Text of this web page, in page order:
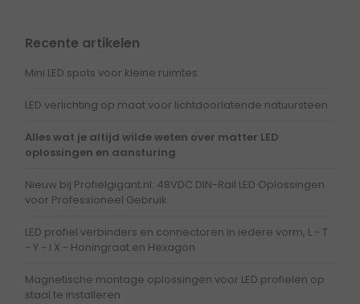
Recente artikelen
Mini LED spots voor kleine ruimtes
LED verlichting op maat voor lichtdoorlatende natuursteen
Alles wat je altijd wilde weten over matter LED
oplossingen en aansturing
Nieuw bij Profielgigant.nl: 48VDC DIN-Rail LED Oplossingen
voor Professioneel Gebruik
LED profiel verbinders en connectoren in iedere vorm, L - T
- Y - I X - Honingraat en Hexagon
Magnetische montage oplossingen voor LED profielen op
staal te installeren